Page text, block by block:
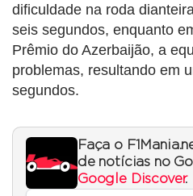
dificuldade na roda
seis segundos, enquanto
Prêmio do Azerbaijão, a
problemas, resultando em
segundos.
Faça o
de notícias no
Google Discover.